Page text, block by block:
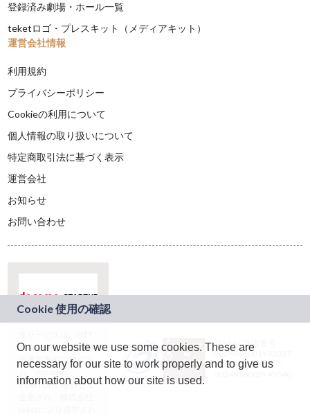
登録済み劇場・ホール一覧
teketロゴ・プレスキット（メディアキット）
運営会社情報
利用規約
プライバシーポリシー
Cookieの利用について
個人情報の取り扱いについて
特定商取引法に基づく表示
運営会社
お知らせ
お問い合わせ
ドコモグループの新
規事業創出プログラ
ム「docomo
STARTUP」を通じて
JASRAC許諾番号：
9024936001Y45037
JASRAC許諾番号：
On our website we use some cookies. These are
necessary for our site to work properly and to give us
information about how our site is used.